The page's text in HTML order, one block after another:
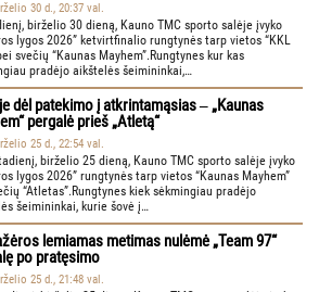
30 d., 20:37 val.
birželio 30 dieną, Kauno TMC sporto salėje įvyko
lygos 2026” ketvirtfinalio rungtynės tarp vietos “KKL
svečių “Kaunas Mayhem”.Rungtynes kur kas
pradėjo aikštelės šeimininkai,…
dėl patekimo į atkrintamąsias ‒ „Kaunas
pergalė prieš „Atletą“
25 d., 22:54 val.
birželio 25 dieną, Kauno TMC sporto salėje įvyko
lygos 2026” rungtynės tarp vietos “Kaunas Mayhem”
“Atletas”.Rungtynes kiek sėkmingiau pradėjo
šeimininkai, kurie šovė į…
lemiamas metimas nulėmė „Team 97“
po pratęsimo
25 d., 21:48 val.